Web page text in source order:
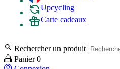
Upcycling
Carte cadeaux
 Rechercher un produit
Panier 0